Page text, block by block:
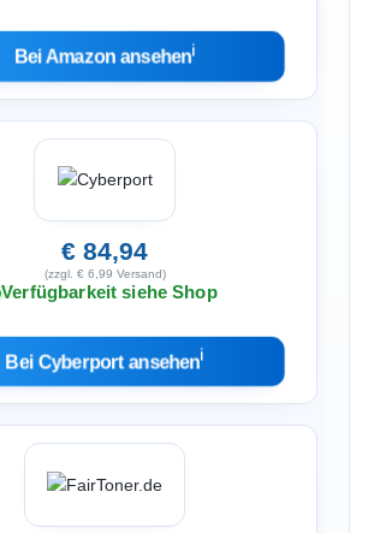
Bei Amazon ansehenℹ︎
€ 84,94
(zzgl. € 6,99 Versand)
Verfügbarkeit siehe Shop
Bei Cyberport ansehenℹ︎